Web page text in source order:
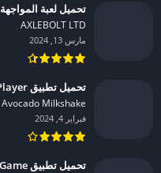
تحميل لعبة المواجهة 2 مهكرة للاندرويد 2024
AXLEBOLT LTD‏
مارس 13, 2024
تحميل تطبيق Provid Video Player مهكر للاندرويد 2024
Avocado Milkshake‏
فبراير 4, 2024
تحميل تطبيق Bikii Cloud Game مهكر للاندرويد 2024